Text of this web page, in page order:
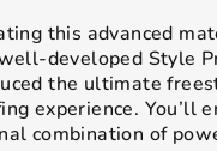
this advanced
developed Style
the ultimate
experience. You’ll
combination of